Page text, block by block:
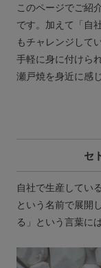
このページでご紹
です。加えて「自
もチャレンジして
手軽に身に付けら
瀬戸焼を身近に感
セ
自社で生産してい
という名前で展開
る」という言葉に